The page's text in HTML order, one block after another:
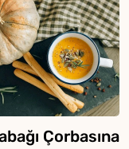
Çorbasına